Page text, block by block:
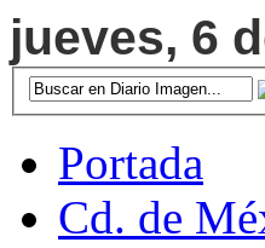
jueves, 6
Portada
Cd. de